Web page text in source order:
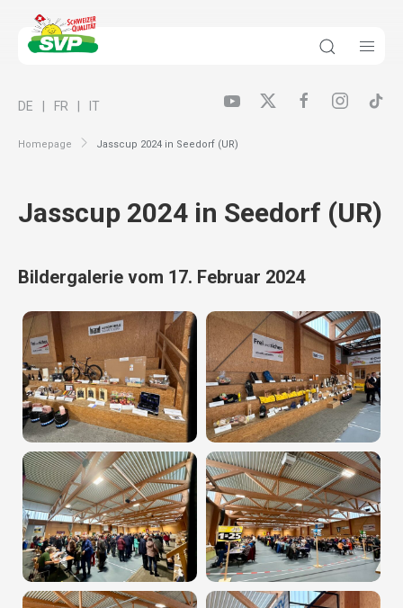
Homepage Jasscup 2024 in Seedorf (UR)
DE FR IT
Jasscup 2024 in Seedorf (UR)
Bildergalerie vom 17. Februar 2024